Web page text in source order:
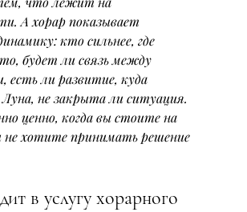
А хорар показывает
кто сильнее, где
будет ли связь между
есть ли развитие, куда
не закрыта ли ситуация.
ценно, когда вы стоите на
не хотите принимать решение
в услугу хорарного